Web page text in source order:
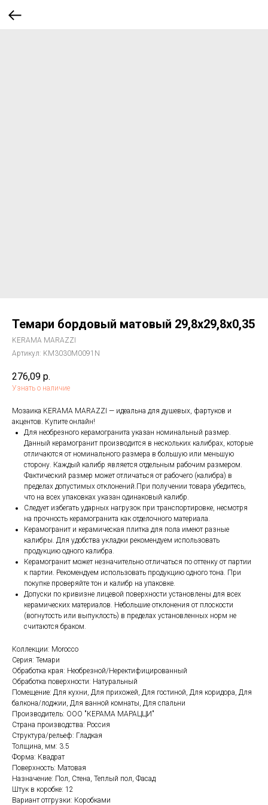
Темари бордовый матовый 29,8x29,8x0,35
KERAMA MARAZZI
Артикул: KM3030M0091N
276,09 р.
Узнать о наличие
Мозаика KERAMA MARAZZI — идеальна для душевых, фартуков и
акцентов. Купите онлайн!
Для необрезного керамогранита указан номинальный размер.
Данный керамогранит производится в нескольких калибрах, которые
отличаются от номинального размера в большую или меньшую
сторону. Каждый калибр является отдельным рабочим размером.
Фактический размер может отличаться от рабочего (калибра) в
пределах допустимых отклонений.При получении товара убедитесь,
что на всех упаковках указан одинаковый калибр.
Следует избегать ударных нагрузок при транспортировке, несмотря
на прочность керамогранита как отделочного материала.
Керамогранит и керамическая плитка для пола имеют разные
калибры. Для удобства укладки рекомендуем использовать
продукцию одного калибра.
Керамогранит может незначительно отличаться по оттенку от партии
к партии. Рекомендуем использовать продукцию одного тона. При
покупке проверяйте тон и калибр на упаковке.
Допуски по кривизне лицевой поверхности установлены для всех
керамических материалов. Небольшие отклонения от плоскости
(вогнутость или выпуклость) в пределах установленных норм не
считаются браком.
Коллекции: Morocco
Серия: Темари
Обработка края: Необрезной/Неректифицированный
Обработка поверхности: Натуральный
Помещение: Для кухни, Для прихожей, Для гостиной, Для коридора, Для
балкона/лоджии, Для ванной комнаты, Для спальни
Производитель: ООО "КЕРАМА МАРАЦЦИ"
Страна производства: Россия
Структура/рельеф: Гладкая
Толщина, мм: 3.5
Форма: Квадрат
Поверхность: Матовая
Назначение: Пол, Стена, Теплый пол, Фасад
Штук в коробке: 12
Вариант отгрузки: Коробками